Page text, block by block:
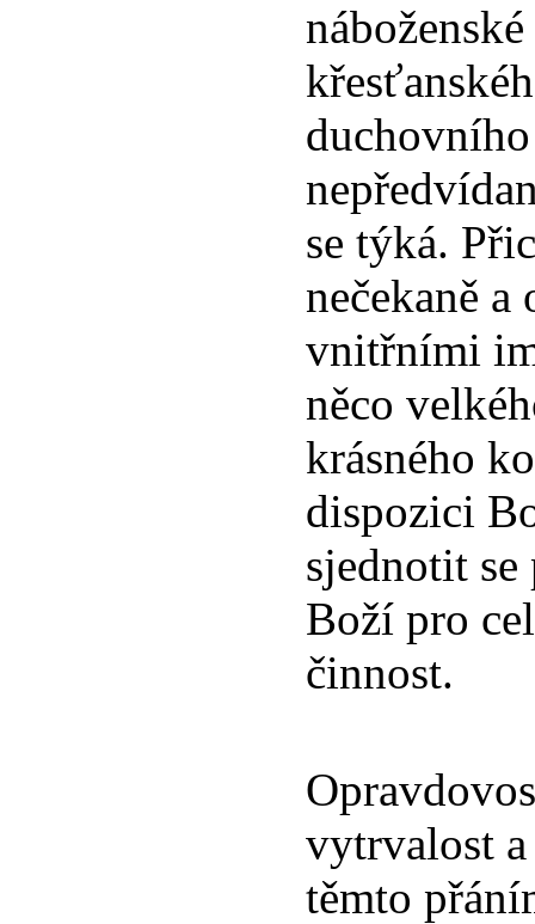
se týká.
nečekaně a
vnitřními
něco
krásného
dispozici
sjednotit
Boží pro
činnost.
vytrvalost
těmto